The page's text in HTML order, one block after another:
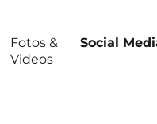
Fotos &
Videos
Social